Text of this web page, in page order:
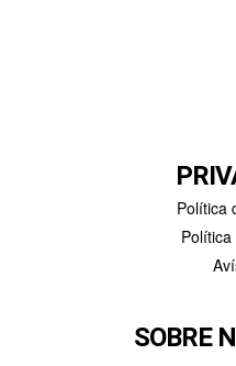
Política
SOBRE